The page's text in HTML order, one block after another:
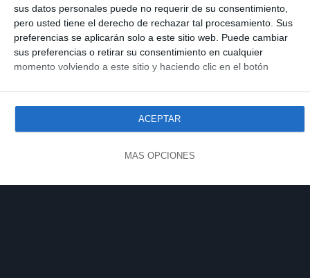
sus datos personales puede no requerir de su consentimiento,
pero usted tiene el derecho de rechazar tal procesamiento. Sus
preferencias se aplicarán solo a este sitio web. Puede cambiar
sus preferencias o retirar su consentimiento en cualquier
momento volviendo a este sitio y haciendo clic en el botón
MÁS OPCIONES
ACEPTAR
¿Ya tienes una cuenta?Iniciar sesión